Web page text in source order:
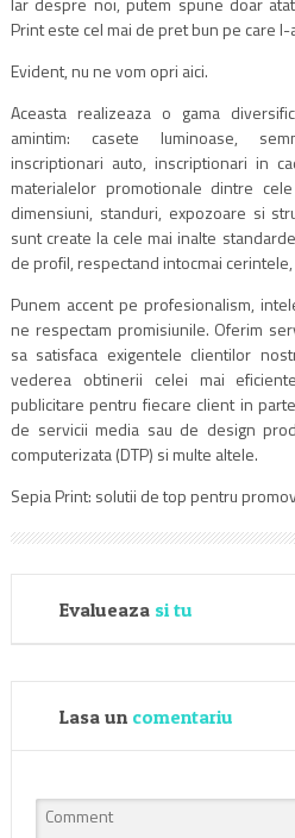
Print este cel mai de pret bun pe care
Evident, nu ne vom opri aici.
Aceasta realizeaza o gama
amintim: casete luminoase,
inscriptionari auto, inscriptionari in
materialelor promotionale dintre
dimensiuni, standuri, expozoare si
sunt create la cele mai inalte
de profil, respectand intocmai
Punem accent pe profesionalism,
ne respectam promisiunile. Oferim
sa satisfaca exigentele clientilor
vederea obtinerii celei mai
publicitare pentru fiecare client in
de servicii media sau de design
computerizata (DTP) si multe altele.
Sepia Print: solutii de top pentru
Evalueaza si tu
Lasa un comentariu